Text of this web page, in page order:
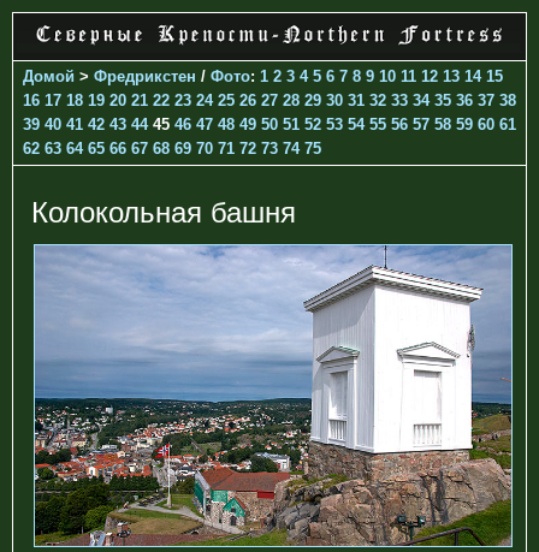
Домой > Фредрикстен / Фото: 1 2 3 4 5 6 7 8 9 10 11 12 13 14 15
16 17 18 19 20 21 22 23 24 25 26 27 28 29 30 31 32 33 34 35 36 37 38
39 40 41 42 43 4445 46 47 48 49 50 51 52 53 54 55 56 57 58 59 60 61
62 63 64 65 66 67 68 69 70 71 72 73 74 75
Колокольная башня